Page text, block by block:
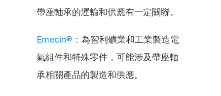
帶座軸承的運輸和供應有一定關聯。
Emecin® ：為智利礦業和工業製造電
氣組件和特殊零件，可能涉及帶座軸
承相關產品的製造和供應。